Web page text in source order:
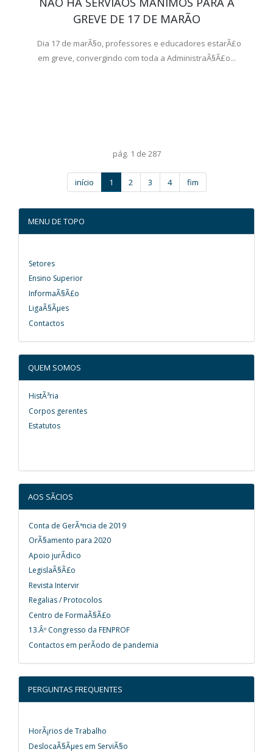
GREVE DE 17 DE MARÃO
Dia 17 de marÃ§o, professores e educadores estarÃ£o
em greve, convergindo com toda a AdministraÃ§Ã£o...
pág. 1 de 287
início 1 2 3 4 fim
MENU DE TOPO
Setores
Ensino Superior
InformaÃ§Ã£o
LigaÃ§Ãµes
Contactos
QUEM SOMOS
HistÃ³ria
Corpos gerentes
Estatutos
AOS SÃCIOS
Conta de GerÃªncia de 2019
OrÃ§amento para 2020
Apoio jurÃ­dico
LegislaÃ§Ã£o
Revista Intervir
Regalias / Protocolos
Centro de FormaÃ§Ã£o
13.Âº Congresso da FENPROF
Contactos em perÃ­odo de pandemia
PERGUNTAS FREQUENTES
HorÃ¡rios de Trabalho
DeslocaÃ§Ãµes em ServiÃ§o